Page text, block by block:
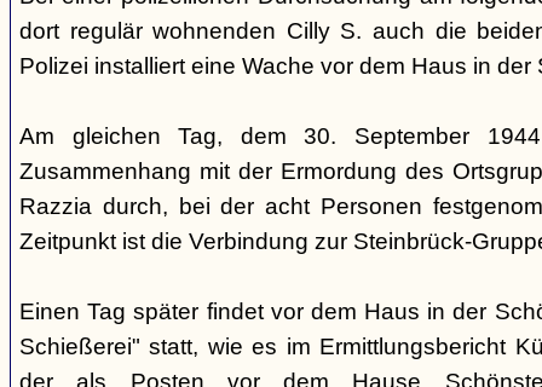
dort regulär wohnenden Cilly S. auch die
Polizei installiert eine Wache vor dem Haus in
Am gleichen Tag, dem 30. September
Zusammenhang mit der Ermordung des
Razzia durch, bei der acht Personen
Zeitpunkt ist die Verbindung zur Steinbrück-
Einen Tag später findet vor dem Haus in der
Schießerei" statt, wie es im Ermittlungsbericht
der als Posten vor dem Hause